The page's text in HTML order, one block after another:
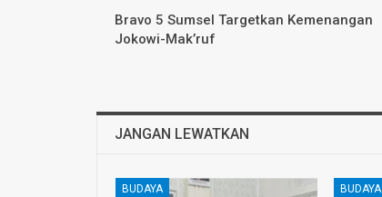
Bravo 5 Sumsel Targetkan Kemenangan
Jokowi-Mak’ruf
JANGAN LEWATKAN
BUDAYA BUDAYA